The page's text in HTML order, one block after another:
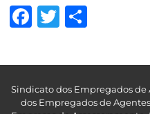
Facebook
Twitter
Sindicato dos Empregados
dos Empregados de